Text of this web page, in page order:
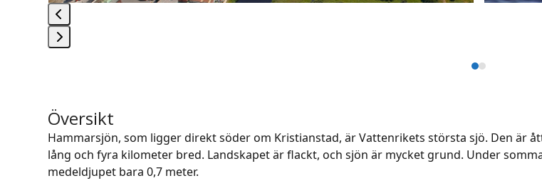
go
to
the
first
slide
Press
to
the
Översikt
Hammarsjön, som ligger direkt söder om Kristianstad, är Vattenrikets största sjö. Den är
lång och fyra kilometer bred. Landskapet är flackt, och sjön är mycket grund. Under
medeldjupet bara 0,7 meter.